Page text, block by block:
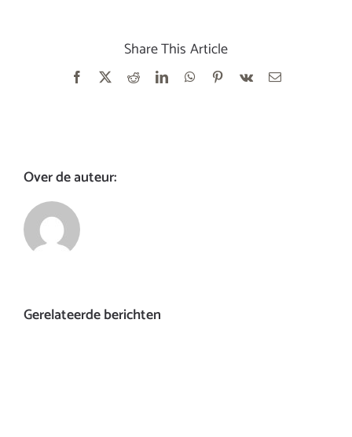
Share This Article
Facebook RedditLinkedInWhatsApp
Pinterest
Vk
E-
Over de auteur:
Gerelateerde berichten